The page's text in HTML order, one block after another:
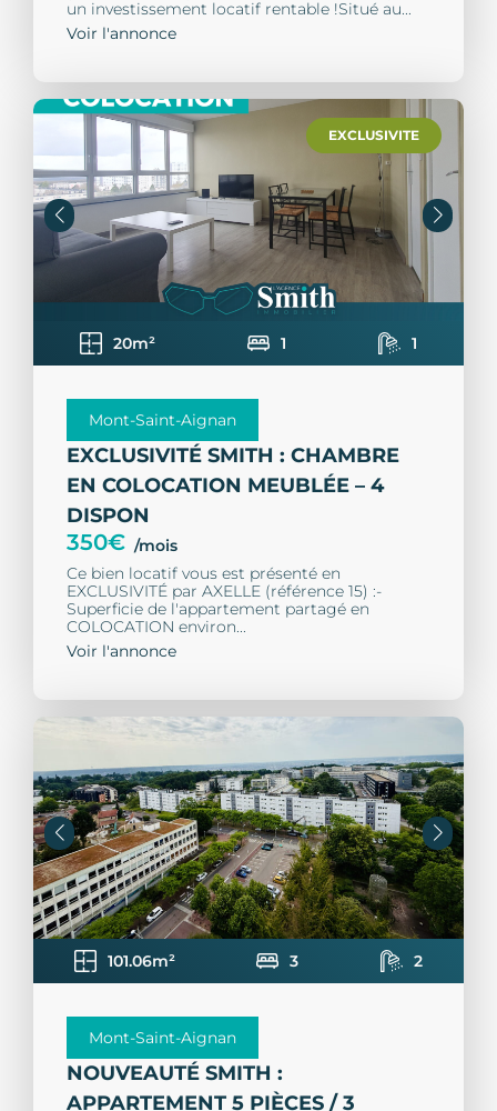
un investissement locatif rentable !Situé au...
Voir l'annonce
EXCLUSIVITE
20m² 1 1
Mont-Saint-Aignan
EXCLUSIVITÉ SMITH : CHAMBRE
EN COLOCATION MEUBLÉE – 4
DISPON
350€ /mois
Ce bien locatif vous est présenté en
EXCLUSIVITÉ par AXELLE (référence 15) :-
Superficie de l'appartement partagé en
COLOCATION environ...
Voir l'annonce
101.06m² 3 2
Mont-Saint-Aignan
NOUVEAUTÉ SMITH :
APPARTEMENT 5 PIÈCES / 3